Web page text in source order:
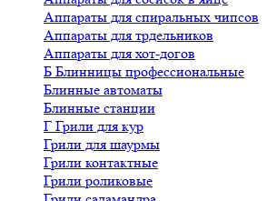
Аппараты для спиральных чипсов
Аппараты для трдельников
Аппараты для хот-догов
Б Блинницы профессиональные
Блинные автоматы
Блинные станции
Г Грили для кур
Грили для шаурмы
Грили контактные
Грили роликовые